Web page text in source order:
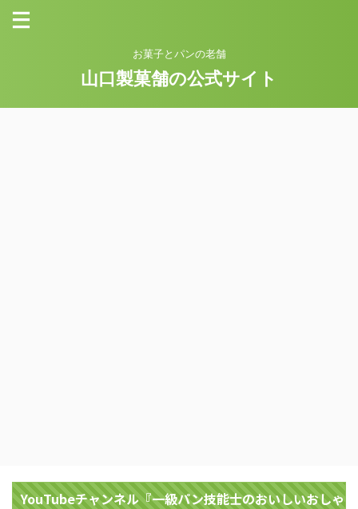
お菓子とパンの老舗
山口製菓舗の公式サイト
YouTubeチャンネル『一級パン技能士のおいしいおしゃ